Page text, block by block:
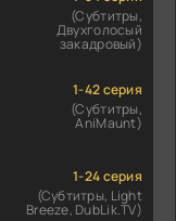
(Субтитры,
Двухголосый
закадровый)
1-42 серия
(Субтитры,
AniMaunt)
1-24 серия
(Субтитры, Light
Breeze, DubLik.TV)